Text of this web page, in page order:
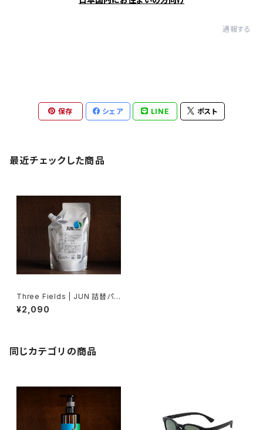
通報する
保存 シェア LINE ポスト
最近チェックした商品
Three Fields | JUN 詰替パッ
ク 350ml
¥2,090
同じカテゴリの商品